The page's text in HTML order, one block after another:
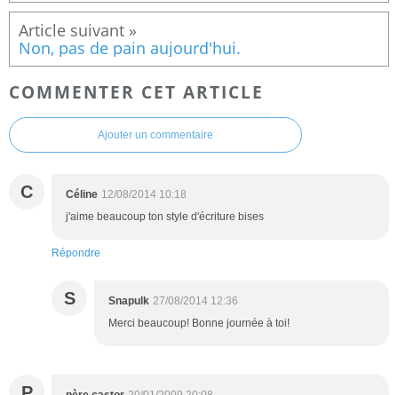
Non, pas de pain aujourd'hui.
COMMENTER CET ARTICLE
Ajouter un commentaire
C Céline 12/08/2014 10:18
j'aime beaucoup ton style d'écriture bises
Répondre
S Snapulk 27/08/2014 12:36
Merci beaucoup! Bonne journée à toi!